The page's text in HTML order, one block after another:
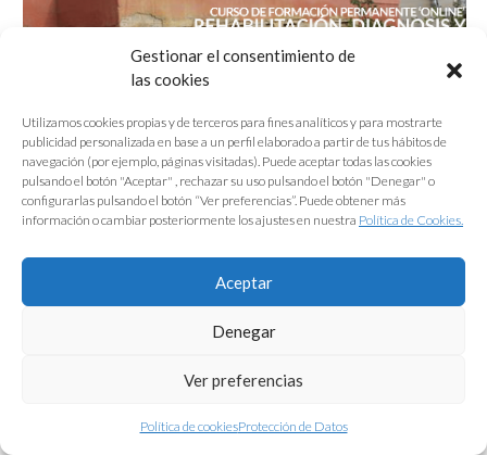
Gestionar el consentimiento de
las cookies
Utilizamos cookies propias y de terceros para fines analíticos y para mostrarte
publicidad personalizada en base a un perfil elaborado a partir de tus hábitos de
navegación (por ejemplo, páginas visitadas). Puede aceptar todas las cookies
pulsando el botón "Aceptar" , rechazar su uso pulsando el botón "Denegar" o
configurarlas pulsando el botón “Ver preferencias”. Puede obtener más
información o cambiar posteriormente los ajustes en nuestra Política de Cookies.
Aceptar
Denegar
Ver preferencias
Política de cookiesProtección de Datos
AUA10.23 CFP «Rehabilitación, diagnosis y patología
de la edificación»
edificación